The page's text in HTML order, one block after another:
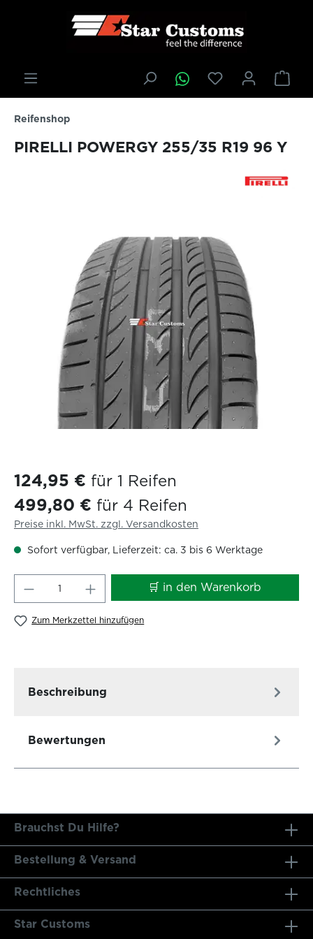
springen
Reifenshop
PIRELLI POWERGY 255/35 R19 96 Y
124,95 € für 1 Reifen
499,80 € für 4 Reifen
Preise inkl. MwSt. zzgl. Versandkosten
Sofort verfügbar, Lieferzeit: ca. 3 bis 6 Werktage
Produkt Anzahl: Gib den🛒 in den Warenkorb
Zum Merkzettel hinzufügen
Beschreibung
Bewertungen
Brauchst Du Hilfe?
Bestellung & Versand
Rechtliches
Star Customs